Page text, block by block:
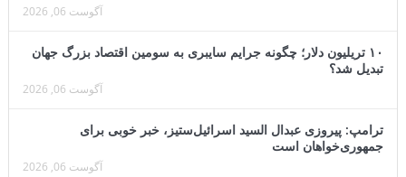
آگوست 06, 2026
۱۰ تریلیون دلار؛ چگونه جرایم سایبری به سومین اقتصاد بزرگ جهان
تبدیل شد؟
آگوست 06, 2026
ترامپ: پیروزی عبدال السید اسرائیل‌ستیز، خبر خوبی برای
جمهوری‌خواهان است
آگوست 06, 2026